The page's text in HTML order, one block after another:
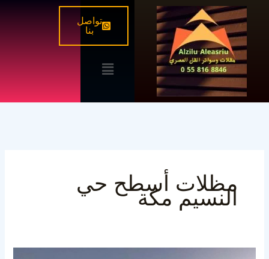
تخطي
المحتوى
تواصل
بنا
القائمة
مظلات أسطح حي
النسيم مكة